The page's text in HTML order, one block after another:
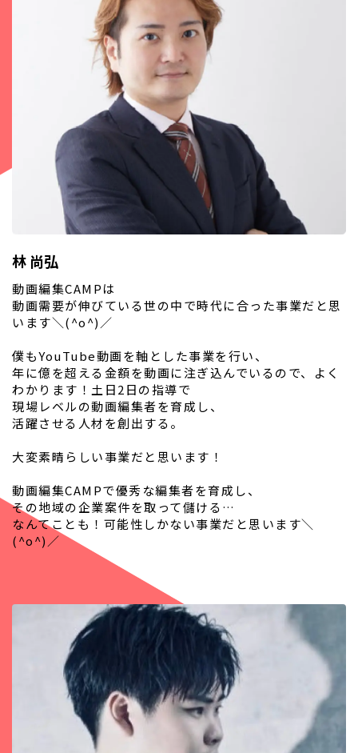
林 尚弘
動画編集CAMPは
動画需要が伸びている世の中で時代に合った事業だと思
います＼(^o^)／
僕もYouTube動画を軸とした事業を行い、
年に億を超える金額を動画に注ぎ込んでいるので、よく
わかります！土日2日の指導で
現場レベルの動画編集者を育成し、
活躍させる人材を創出する。
大変素晴らしい事業だと思います！
動画編集CAMPで優秀な編集者を育成し、
その地域の企業案件を取って儲ける…
なんてことも！可能性しかない事業だと思います＼
(^o^)／